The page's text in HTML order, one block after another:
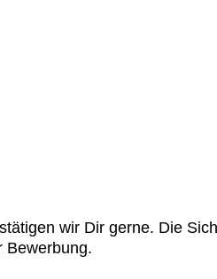
wir Dir gerne. Die
Bewerbung.